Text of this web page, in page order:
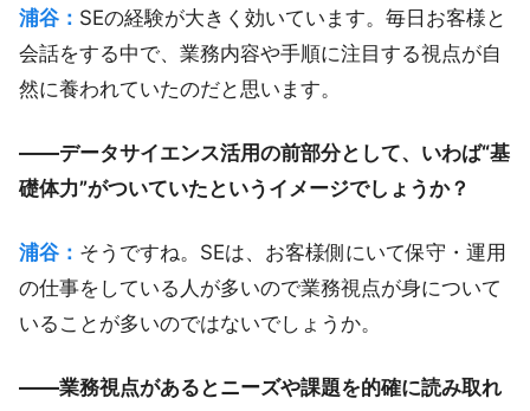
浦谷： SEの経験が大きく効いています。毎日お客様と
会話をする中で、業務内容や手順に注目する視点が自
然に養われていたのだと思います。
――データサイエンス活用の前部分として、いわば“基
礎体力”がついていたというイメージでしょうか？
浦谷： そうですね。SEは、お客様側にいて保守・運用
の仕事をしている人が多いので業務視点が身について
いることが多いのではないでしょうか。
――業務視点があるとニーズや課題を的確に読み取れ